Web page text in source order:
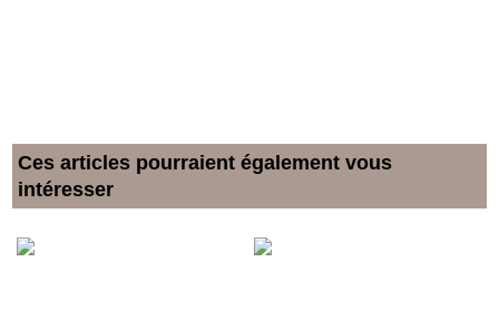
Ces articles pourraient également vous
intéresser